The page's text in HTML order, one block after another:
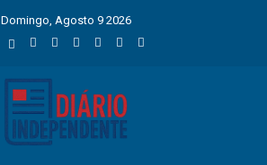
Domingo, Agosto 9 2026